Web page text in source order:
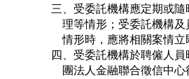
三、受委託機構應定期或
理等情形；受委託機構
情形時，應將相關案情
四、受委託機構於聘僱人
團法人金融聯合徵信中